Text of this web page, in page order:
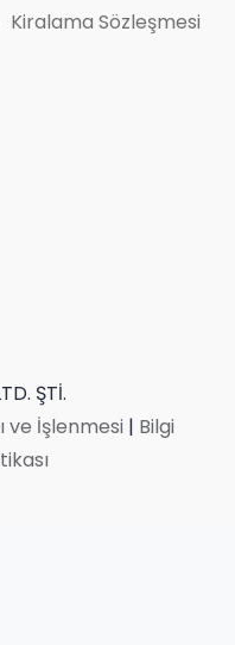
Kiralama Sözleşmesi
ŞTİ.
ve İşlenmesi | Bilgi